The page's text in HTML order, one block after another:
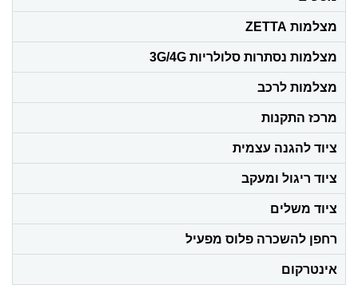
מצלמות ZETTA
מצלמות נסתרות סלולריות 3G/4G
מצלמות לרכב
מרכז התקנות
ציוד להגנה עצמית
ציוד ריגול ומעקב
ציוד משלים
רחפן להשכרה פלוס מפעיל
אינטרקום